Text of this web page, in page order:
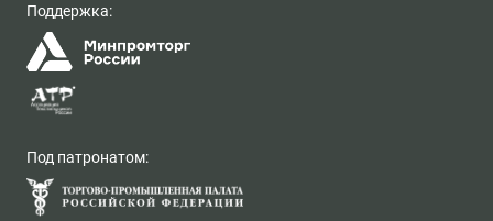
Поддержка:
Под патронатом: